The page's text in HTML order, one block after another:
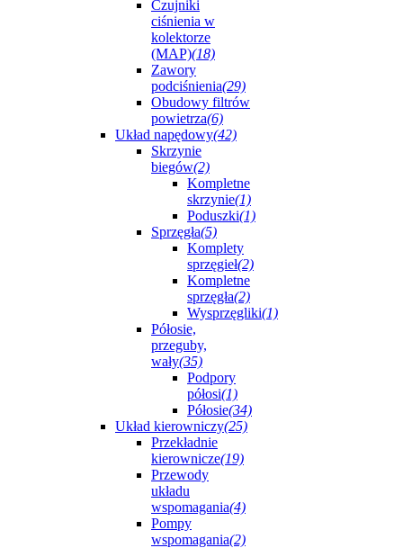
Czujniki
ciśnienia w
kolektorze
(MAP)(18)
Zawory
podciśnienia(29)
Obudowy filtrów
powietrza(6)
Układ napędowy(42)
Skrzynie
biegów(2)
Kompletne
skrzynie(1)
Poduszki(1)
Sprzęgła(5)
Komplety
sprzęgieł(2)
Kompletne
sprzęgła(2)
Wysprzęgliki(1)
Półosie,
przeguby,
wały(35)
Podpory
półosi(1)
Półosie(34)
Układ kierowniczy(25)
Przekładnie
kierownicze(19)
Przewody
układu
wspomagania(4)
Pompy
wspomagania(2)